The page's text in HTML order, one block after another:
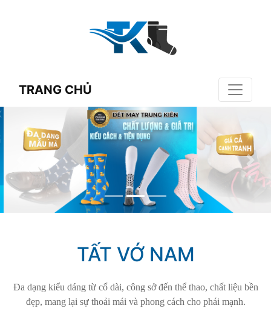
TRANG CHỦ
TẤT VỚ NAM
Đa dạng kiểu dáng từ cổ dài, công sở đến thể thao, chất liệu bền
đẹp, mang lại sự thoải mái và phong cách cho phái mạnh.